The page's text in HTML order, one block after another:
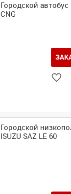
Городской автобус
CNG
Городской
ISUZU SAZ LE 60